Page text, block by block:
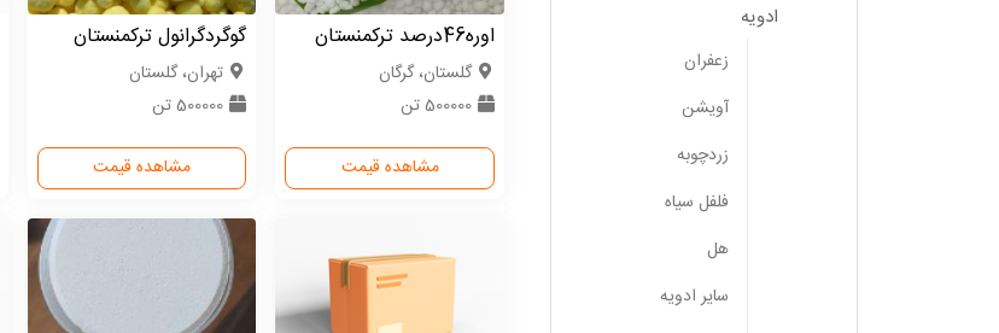
اوره46درصد ترکمنستان
گلستان، گرگان
500000 تن
مشاهده قیمت
گوگردگرانول ترکمنستان
تهران، گلستان
500000 تن
مشاهده قیمت
ادویه
زعفران
آویشن
زردچوبه
فلفل سیاه
هل
سایر ادویه